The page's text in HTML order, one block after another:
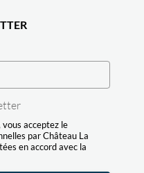
acceptez le
par Château La
en accord avec la